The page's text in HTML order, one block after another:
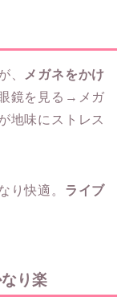
、 メガネをかけ
鏡を見る→メガ
地味にストレス
り快適。 ライブ
り楽